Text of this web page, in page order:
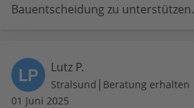
Bauentscheidung zu unterstützen.
LP Lutz P.
Stralsund | Beratung erhalten
01 Juni 2025